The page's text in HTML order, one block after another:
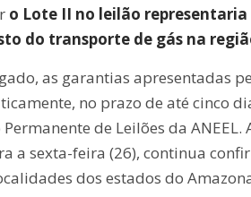
o Lote II no leilão
do transporte de gás na
as garantias apresentadas
no prazo de até cinco
de Leilões da
a sexta-feira (26), continua
dos estados do